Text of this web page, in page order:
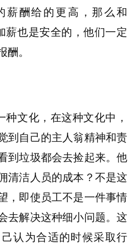
薪酬给的更高，那么和
薪也是安全的，他们一定
。
种文化，在这种文化中，
到自己的主人翁精神和责
到垃圾都会去捡起来。他
清洁人员的成本？不是这
，即使员工不是一件事情
去解决这种细小问题。这
认为合适的时候采取行